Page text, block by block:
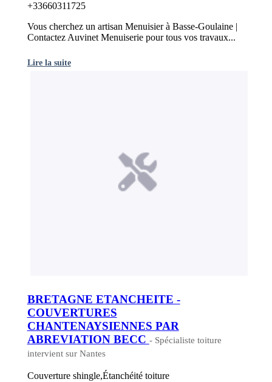
+33660311725
Vous cherchez un artisan Menuisier à Basse-Goulaine |
Contactez Auvinet Menuiserie pour tous vos travaux...
Lire la suite
BRETAGNE ETANCHEITE -
COUVERTURES
CHANTENAYSIENNES PAR
ABREVIATION BECC - Spécialiste toiture
intervient sur Nantes
Couverture shingle,Étanchéité toiture